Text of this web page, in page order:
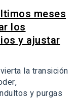
meses
los
y ajustar
la transición
y purgas